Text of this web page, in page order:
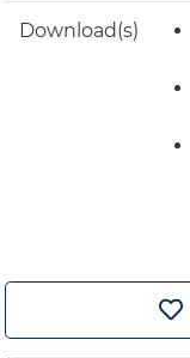
Download(s)